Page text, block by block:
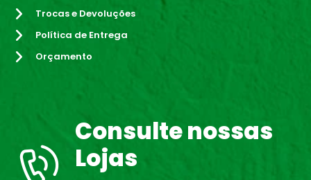
Trocas e Devoluções
Política de Entrega
Orçamento
Consulte nossas
Lojas